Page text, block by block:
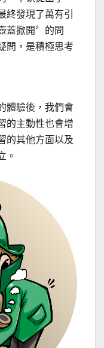
終發現了萬有引
蓋掀開〞的問
問，是積極思考
體驗後，我們會
的主動性也會增
的其他方面以及
。